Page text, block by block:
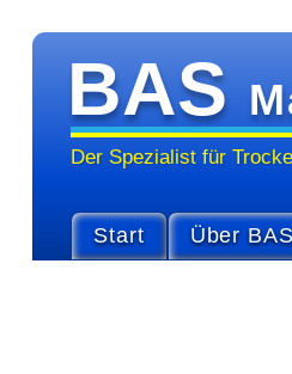
BAS
Der Spezialist für
Start Über